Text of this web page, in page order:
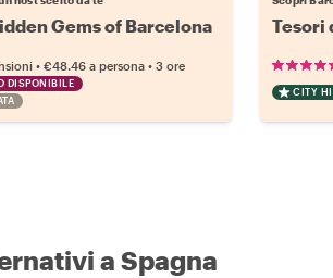
Gems of Barcelona
• €48.46 a persona • 3 ore
DISPONIBILE
Tesori
CITY
a Spagna